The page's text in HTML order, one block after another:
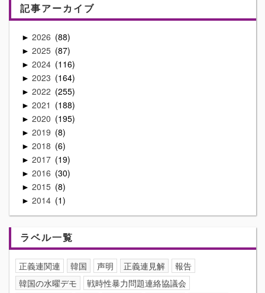
記事アーカイブ
► 2026 88
► 2025 87
► 2024 116
► 2023 164
► 2022 255
► 2021 188
► 2020 195
► 2019 8
► 2018 6
► 2017 19
► 2016 30
► 2015 8
► 2014 1
ラベル一覧
正義連関連 韓国 声明 正義連見解
報告
韓国の水曜デモ
戦時性暴力問題連絡協議会